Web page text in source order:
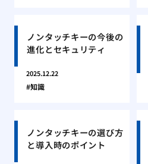
ノンタッチキーの今後の
進化とセキュリティ
2025.12.22
知識
ノンタッチキーの選び方
と導入時のポイント